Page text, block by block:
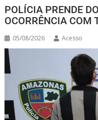
POLÍCIA PRENDE
OCORRÊNCIA COM
05/08/2026 Acesso